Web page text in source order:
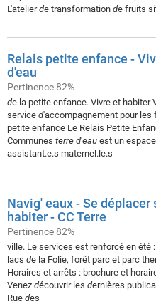
L'atelierde transformation de fruits
Relais petite enfance -
d'eau
Pertinence 82%
de la petite enfance. Vivre et habiter
service d'accompagnement pour
petite enfance Le Relais Petite
Communes terre d'eau est un
assistant.e.s maternel.le.s
Navig' eaux - Se
habiter - CC Terre
Pertinence 82%
ville. Le services est renforcé en été
lacs de la Folie, forêt parc et parc
Horaires et arrêts : brochure et
Venez découvrir les dernières
Rue des